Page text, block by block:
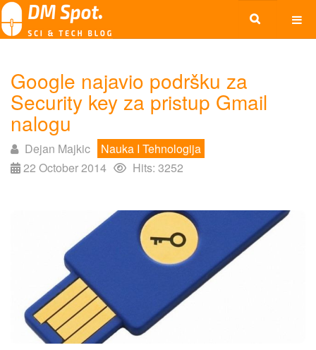
Google najavio podršku za
Security key za pristup Gmail
nalogu
Dejan Majkic
Nauka I Tehnologija
22 October 2014
Hits: 3252